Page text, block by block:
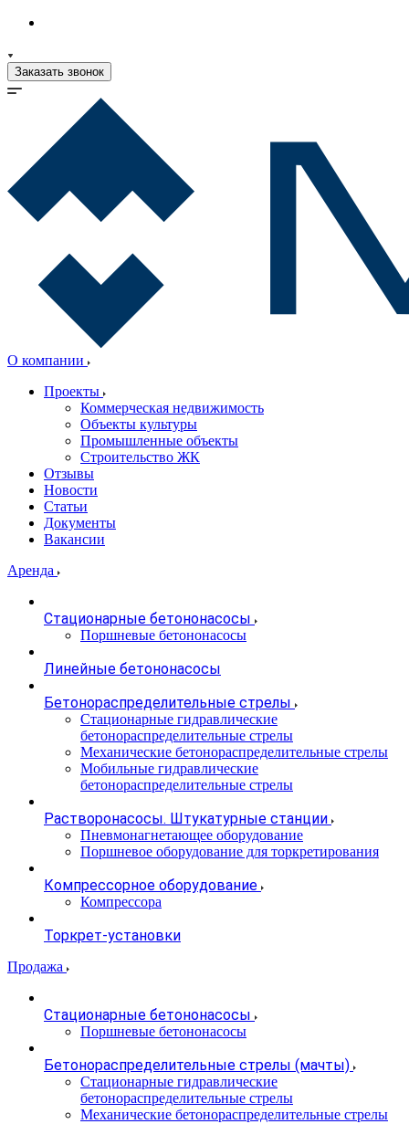
Заказать звонок
О компании
Проекты
Коммерческая недвижимость
Объекты культуры
Промышленные объекты
Строительство ЖК
Отзывы
Новости
Статьи
Документы
Вакансии
Аренда
Стационарные бетононасосы
Поршневые бетононасосы
Линейные бетононасосы
Бетонораспределительные стрелы
Стационарные гидравлические
бетонораспределительные стрелы
Механические бетонораспределительные стрелы
Мобильные гидравлические
бетонораспределительные стрелы
Растворонасосы. Штукатурные станции
Пневмонагнетающее оборудование
Поршневое оборудование для торкретирования
Компрессорное оборудование
Компрессора
Торкрет-установки
Продажа
Стационарные бетононасосы
Поршневые бетононасосы
Бетонораспределительные стрелы (мачты)
Стационарные гидравлические
бетонораспределительные стрелы
Механические бетонораспределительные стрелы